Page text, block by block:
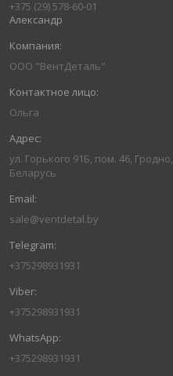
+375 (29) 578-60-01
Александр
ООО "ВентДеталь"
Ольга
ул. Горького 91Б, пом. 46, Гродно,
Беларусь
sale@ventdetal.by
+375298931931
+375298931931
+375298931931